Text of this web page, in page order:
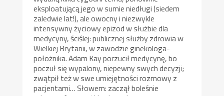
eksploatującą jego w sumie niedługi (siedem
zaledwie lat!), ale owocny i niezwykle
intensywny życiowy epizod w służbie dla
medycyny, ściślej: publicznej służby zdrowia w
Wielkiej Brytanii, w zawodzie ginekologa-
położnika. Adam Kay porzucił medycynę, bo
poczuł się wypalony, niepewny swych decyzji;
zwątpił też w swe umiejętności rozmowy z
pacjentami… Słowem: zaczął boleśnie